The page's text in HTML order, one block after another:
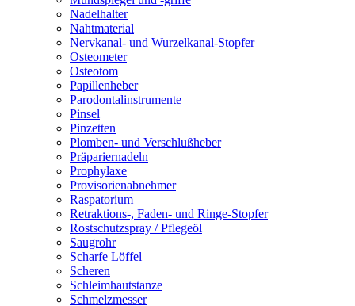
Nadelhalter
Nahtmaterial
Nervkanal- und Wurzelkanal-Stopfer
Osteometer
Osteotom
Papillenheber
Parodontalinstrumente
Pinsel
Pinzetten
Plomben- und Verschlußheber
Präpariernadeln
Prophylaxe
Provisorienabnehmer
Raspatorium
Retraktions-, Faden- und Ringe-Stopfer
Rostschutzspray / Pflegeöl
Saugrohr
Scharfe Löffel
Scheren
Schleimhautstanze
Schmelzmesser